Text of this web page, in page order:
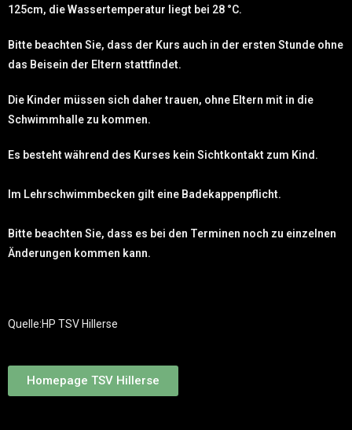
125cm, die Wassertemperatur liegt bei 28 °C.
Bitte beachten Sie, dass der Kurs auch in der ersten Stunde ohne
das Beisein der Eltern stattfindet.
Die Kinder müssen sich daher trauen, ohne Eltern mit in die
Schwimmhalle zu kommen.
Es besteht während des Kurses kein Sichtkontakt zum Kind.
Im Lehrschwimmbecken gilt eine Badekappenpflicht.
Bitte beachten Sie, dass es bei den Terminen noch zu einzelnen
Änderungen kommen kann.
Quelle:HP TSV Hillerse
Homepage TSV Hillerse